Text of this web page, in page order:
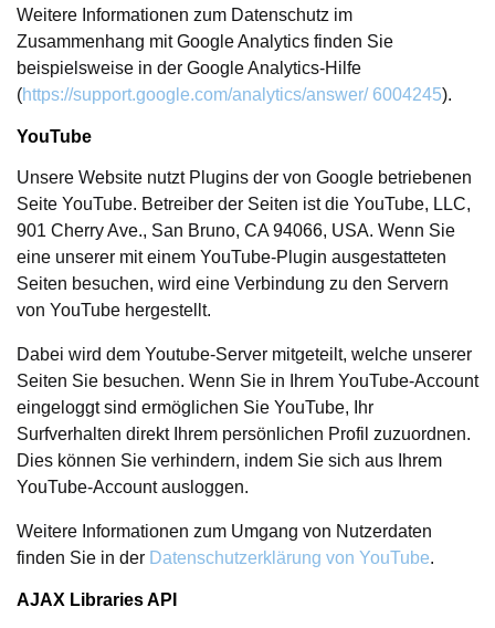
Weitere Informationen zum Datenschutz im
Zusammenhang mit Google Analytics finden Sie
beispielsweise in der Google Analytics-Hilfe
(https://support.google.com/analytics/answer/ 6004245).
YouTube
Unsere Website nutzt Plugins der von Google betriebenen
Seite YouTube. Betreiber der Seiten ist die YouTube, LLC,
901 Cherry Ave., San Bruno, CA 94066, USA. Wenn Sie
eine unserer mit einem YouTube-Plugin ausgestatteten
Seiten besuchen, wird eine Verbindung zu den Servern
von YouTube hergestellt.
Dabei wird dem Youtube-Server mitgeteilt, welche unserer
Seiten Sie besuchen. Wenn Sie in Ihrem YouTube-Account
eingeloggt sind ermöglichen Sie YouTube, Ihr
Surfverhalten direkt Ihrem persönlichen Profil zuzuordnen.
Dies können Sie verhindern, indem Sie sich aus Ihrem
YouTube-Account ausloggen.
Weitere Informationen zum Umgang von Nutzerdaten
finden Sie in der Datenschutzerklärung von YouTube.
AJAX Libraries API